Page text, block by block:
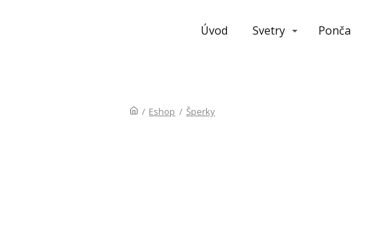
Úvod Svetry Ponča
/ Eshop / Šperky